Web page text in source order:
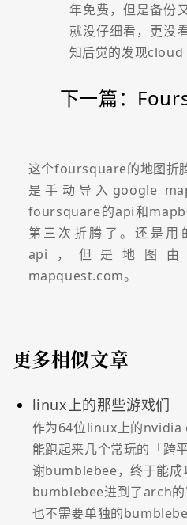
年免费，但是备份
就没仔细看，更没
知后觉的发现cloud
下一篇：
这个foursquare的地图折
是手动导入google
foursquare的api和
第三次折腾了。还是用
api，但是地图由
mapquest.com。
更多相似文章
linux上的那些游戏们
作为64位linux上的
能跑起来几个常玩的「跨
谢bumblebee，终于能成
bumblebee进到了arch
也不需要单独的